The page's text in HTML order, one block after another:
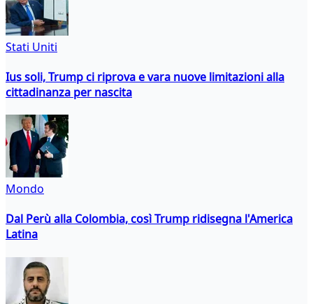
Stati Uniti
Ius soli, Trump ci riprova e vara nuove limitazioni alla
cittadinanza per nascita
Mondo
Dal Perù alla Colombia, così Trump ridisegna l'America
Latina